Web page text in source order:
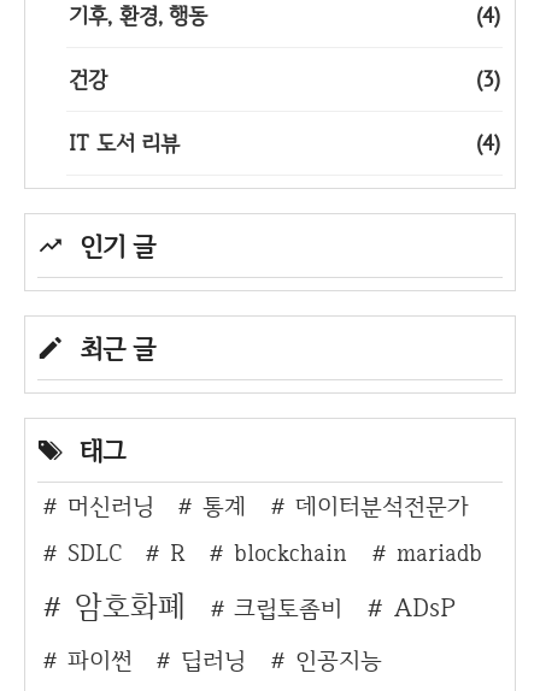
기후, 환경, 행동 (4)
건강 (3)
IT 도서 리뷰 (4)
인기 글
최근 글
태그
머신러닝 통계
데이터분석전문가
SDLC
R blockchain mariadb
암호화폐 크립토좀비 ADsP
파이썬 딥러닝
인공지능